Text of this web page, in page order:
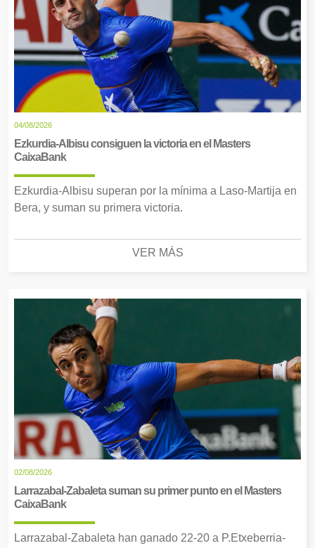
04/08/2026
Ezkurdia-Albisu consiguen la victoria en el Masters
CaixaBank
Ezkurdia-Albisu superan por la mínima a Laso-Martija en
Bera, y suman su primera victoria.
VER MÁS
02/08/2026
Larrazabal-Zabaleta suman su primer punto en el Masters
CaixaBank
Larrazabal-Zabaleta han ganado 22-20 a P.Etxeberria-